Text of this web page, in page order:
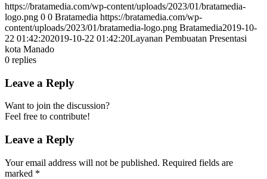
https://bratamedia.com/wp-content/uploads/2023/01/bratamedia-
logo.png 0 0 Bratamedia https://bratamedia.com/wp-
content/uploads/2023/01/bratamedia-logo.png Bratamedia2019-10-
22 01:42:202019-10-22 01:42:20Layanan Pembuatan Presentasi
kota Manado
0 replies
Leave a Reply
Want to join the discussion?
Feel free to contribute!
Leave a Reply
Your email address will not be published. Required fields are
marked *